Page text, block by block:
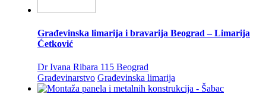
Građevinska limarija i bravarija Beograd – Limarija
Ćetković
Dr Ivana Ribara 115 Beograd
Građevinarstvo Građevinska limarija